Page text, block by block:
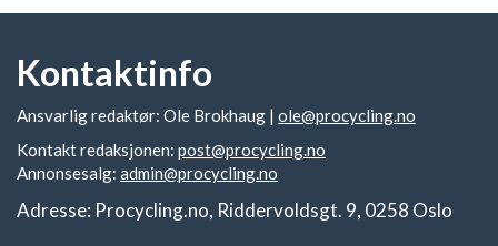
Kontaktinfo
Ansvarlig redaktør: Ole Brokhaug | ole@procycling.no
Kontakt redaksjonen: post@procycling.no
Annonsesalg: admin@procycling.no
Adresse: Procycling.no, Riddervoldsgt. 9, 0258 Oslo